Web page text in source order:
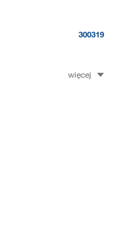
300319
więcej